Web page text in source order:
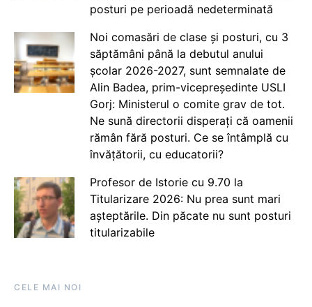
posturi pe perioadă nedeterminată
Noi comasări de clase și posturi, cu 3
săptămâni până la debutul anului
școlar 2026-2027, sunt semnalate de
Alin Badea, prim-vicepreședinte USLI
Gorj: Ministerul o comite grav de tot.
Ne sună directorii disperați că oamenii
rămân fără posturi. Ce se întâmplă cu
învățătorii, cu educatorii?
Profesor de Istorie cu 9.70 la
Titularizare 2026: Nu prea sunt mari
așteptările. Din păcate nu sunt posturi
titularizabile
CELE MAI NOI